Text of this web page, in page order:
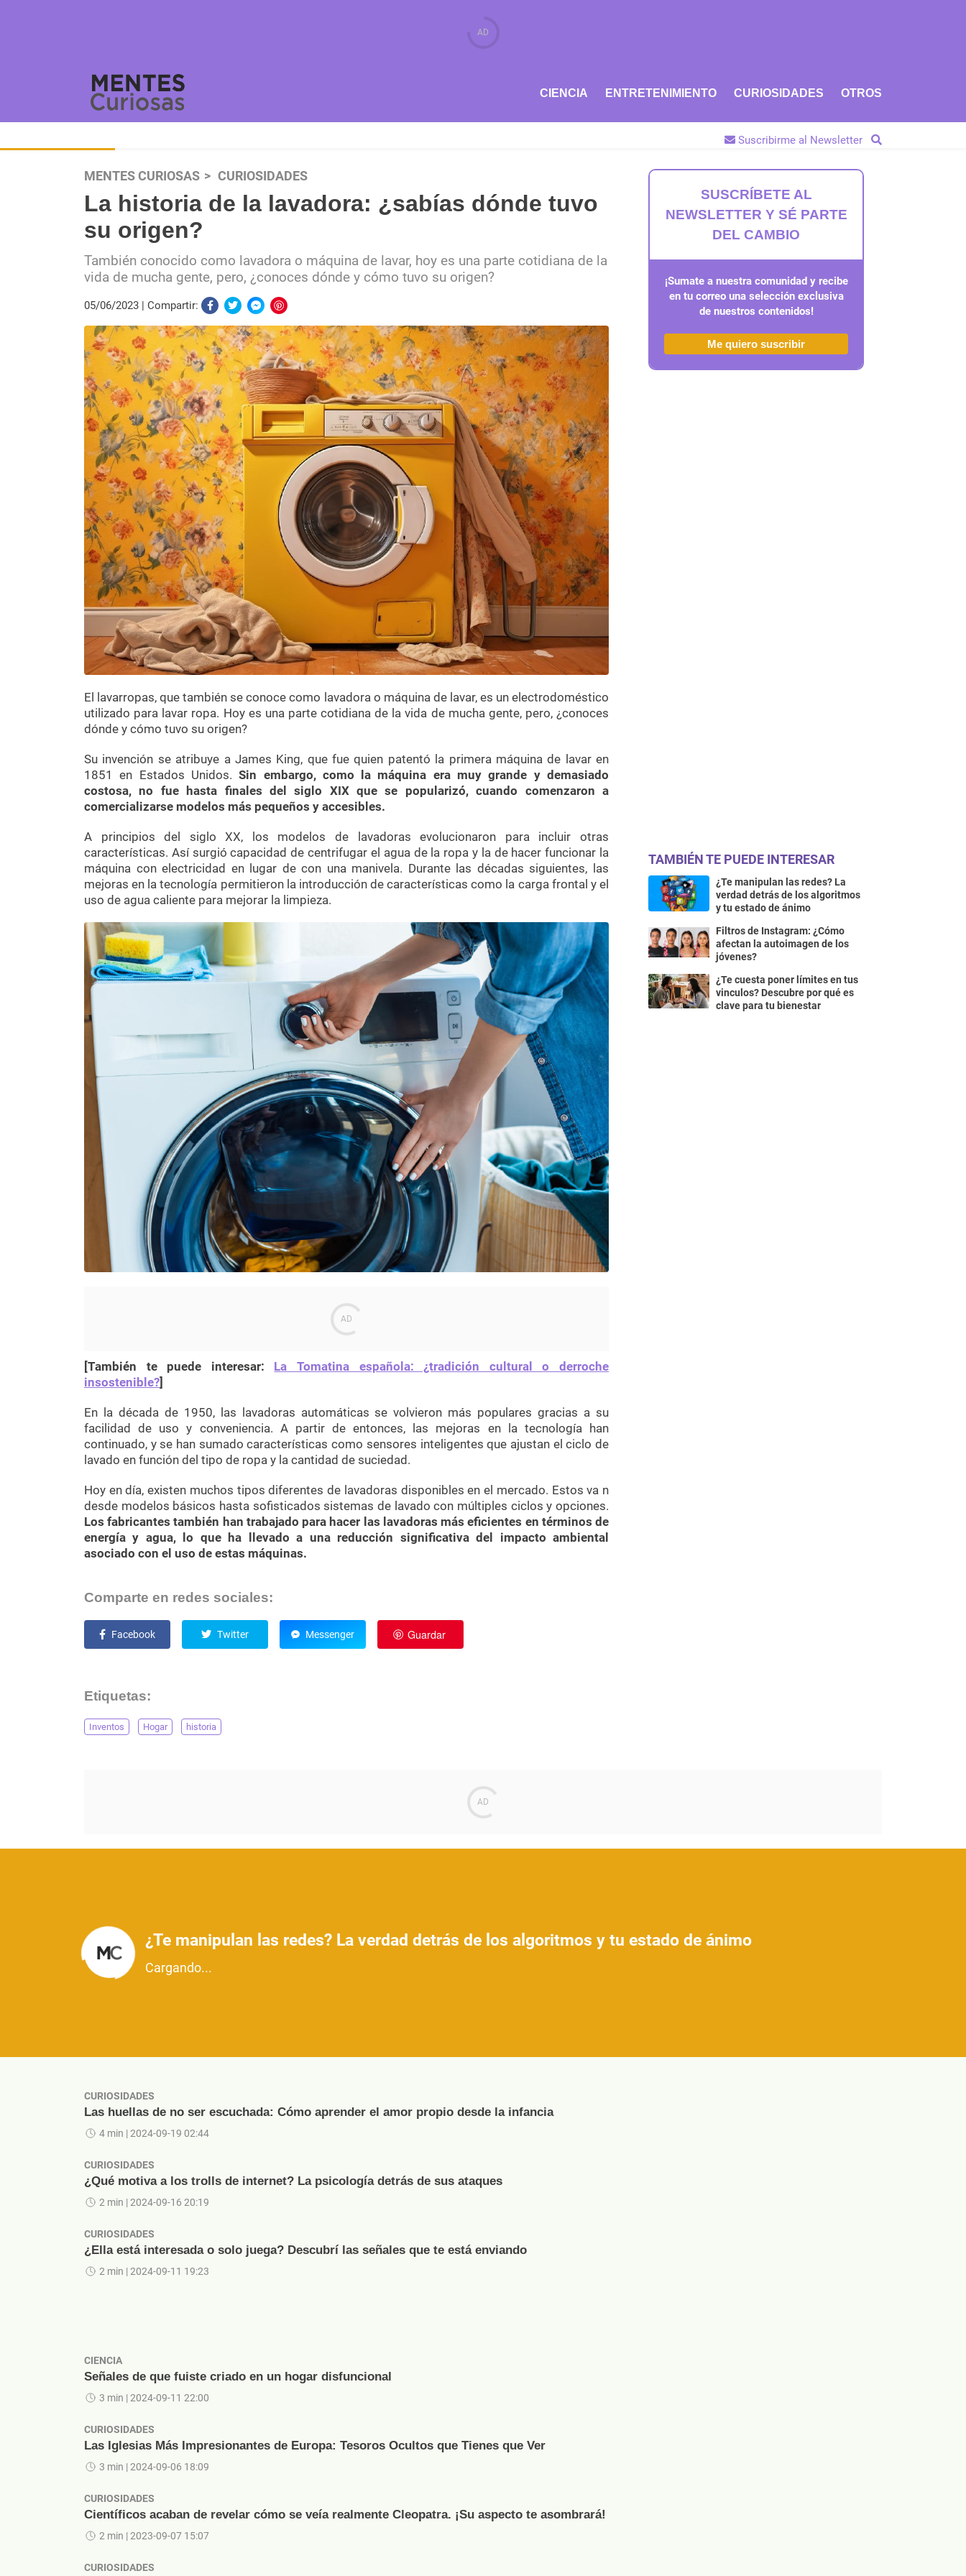
CIENCIA ENTRETENIMIENTO CURIOSIDADES OTROS
Suscribirme al Newsletter
MENTES CURIOSAS CURIOSIDADES
La historia de la lavadora: ¿sabías dónde tuvo
su origen?
También conocido como lavadora o máquina de lavar, hoy es una parte cotidiana de la
vida de mucha gente, pero, ¿conoces dónde y cómo tuvo su origen?
05/06/2023 Compartir:
El lavarropas, que también se conoce como lavadora o máquina de lavar, es un electrodoméstico
utilizado para lavar ropa. Hoy es una parte cotidiana de la vida de mucha gente, pero, ¿conoces
dónde y cómo tuvo su origen?
Su invención se atribuye a James King, que fue quien patentó la primera máquina de lavar en
1851 en Estados Unidos.Sin embargo, como la máquina era muy grande y demasiado
costosa, no fue hasta finales del siglo XIX que se popularizó, cuando comenzaron a
comercializarse modelos más pequeños y accesibles.
A principios del siglo XX, los modelos de lavadoras evolucionaron para incluir otras
características. Así surgió capacidad de centrifugar el agua de la ropa y la de hacer funcionar la
máquina con electricidad en lugar de con una manivela. Durante las décadas siguientes, las
mejoras en la tecnología permitieron la introducción de características como la carga frontal y el
uso de agua caliente para mejorar la limpieza.
[También te puede interesar: La Tomatina española: ¿tradición cultural o derroche
insostenible?]
En la década de 1950, las lavadoras automáticas se volvieron más populares gracias a su
facilidad de uso y conveniencia. A partir de entonces, las mejoras en la tecnología han
continuado, y se han sumado características como sensores inteligentes que ajustan el ciclo de
lavado en función del tipo de ropa y la cantidad de suciedad.
Hoy en día, existen muchos tipos diferentes de lavadoras disponibles en el mercado. Estos va n
desde modelos básicos hasta sofisticados sistemas de lavado con múltiples ciclos y opciones.
Los fabricantes también han trabajado para hacer las lavadoras más eficientes en términos de
energía y agua, lo que ha llevado a una reducción significativa del impacto ambiental
asociado con el uso de estas máquinas.
Comparte en redes sociales:
Facebook Twitter Messenger Guardar
Etiquetas:
Inventos Hogar historia
SUSCRÍBETE AL
NEWSLETTER Y SÉ PARTE
DEL CAMBIO
¡Sumate a nuestra comunidad y recibe
en tu correo una selección exclusiva
de nuestros contenidos!
Me quiero suscribir
TAMBIÉN TE PUEDE INTERESAR
¿Te manipulan las redes? La
verdad detrás de los algoritmos
y tu estado de ánimo
Filtros de Instagram: ¿Cómo
afectan la autoimagen de los
jóvenes?
¿Te cuesta poner límites en tus
vinculos? Descubre por qué es
clave para tu bienestar
¿Te manipulan las redes? La verdad detrás de los algoritmos y tu estado de ánimo
Cargando...
CURIOSIDADES
Las huellas de no ser escuchada: Cómo aprender el amor propio desde la infancia
4 min | 2024-09-19 02:44
CURIOSIDADES
¿Qué motiva a los trolls de internet? La psicología detrás de sus ataques
2 min | 2024-09-16 20:19
CURIOSIDADES
¿Ella está interesada o solo juega? Descubrí las señales que te está enviando
2 min | 2024-09-11 19:23
CIENCIA
Señales de que fuiste criado en un hogar disfuncional
3 min | 2024-09-11 22:00
CURIOSIDADES
Las Iglesias Más Impresionantes de Europa: Tesoros Ocultos que Tienes que Ver
3 min | 2024-09-06 18:09
CURIOSIDADES
Científicos acaban de revelar cómo se veía realmente Cleopatra. ¡Su aspecto te asombrará!
2 min | 2023-09-07 15:07
CURIOSIDADES